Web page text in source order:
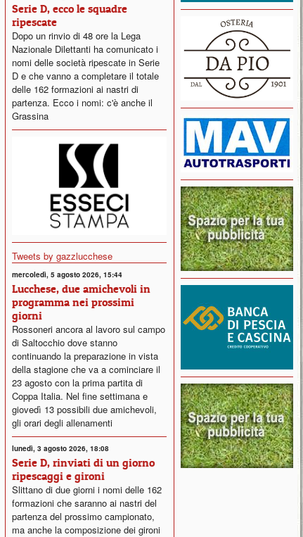
Serie D, ecco le squadre
ripescate
Dopo un rinvio di 48 ore la Lega
Nazionale Dilettanti ha comunicato i
nomi delle società ripescate in Serie
D e che vanno a completare il totale
delle 162 formazioni ai nastri di
partenza. Ecco i nomi: c'è anche il
Grassina
Tweets by gazzlucchese
mercoledì, 5 agosto 2026, 15:44
Lucchese, due amichevoli in
programma nei prossimi
giorni
Rossoneri ancora al lavoro sul campo
di Saltocchio dove stanno
continuando la preparazione in vista
della stagione che va a cominciare il
23 agosto con la prima partita di
Coppa Italia. Nel fine settimana e
giovedì 13 possibili due amichevoli,
gli orari degli allenamenti
lunedì, 3 agosto 2026, 18:08
Serie D, rinviati di un giorno
ripescaggi e gironi
Slittano di due giorni i nomi delle 162
formazioni che saranno ai nastri del
partenza del prossimo campionato,
ma anche la composizione dei gironi